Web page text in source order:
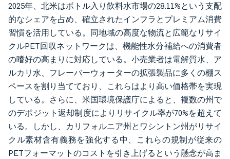
2025年、北米はボトル入り飲料水市場の28.11%という支配
的なシェアを占め、確立されたインフラとプレミアム消費
習慣を活用している。同地域の高度な物流と広範なリサイ
クルPET回収ネットワークは、機能性水分補給への消費者
の嗜好の高まりに対応している。小売業者は電解質水、ア
ルカリ水、フレーバーウォーターの拡張製品に多くの棚ス
ペースを割り当てており、これらはより高い価格帯を実現
している。さらに、米国環境保護庁によると、複数の州で
のデポジット返却制度によりリサイクル率が70%を超えて
いる。しかし、カリフォルニア州とワシントン州がリサイ
クル素材含有義務を強化する中、これらの規制が従来の
PETフォーマットのコストを引き上げるという懸念が高ま